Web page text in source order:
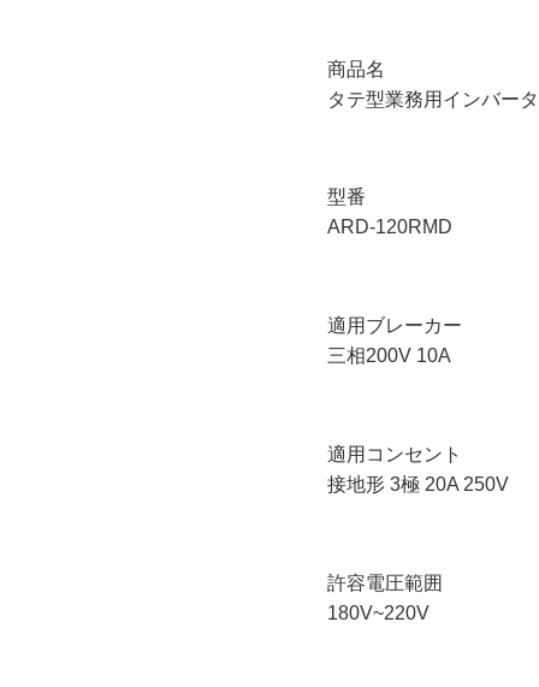
商品名
タテ型業務用インバー
型番
ARD-120RMD
適用ブレーカー
三相200V 10A
適用コンセント
接地形 3極 20A 250V
許容電圧範囲
180V~220V